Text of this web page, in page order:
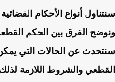
سنتناول أنواع الأحكام
ونوضح الفرق بين الحكم
سنتحدث عن الحالات التي
القطعي والشروط اللازمة